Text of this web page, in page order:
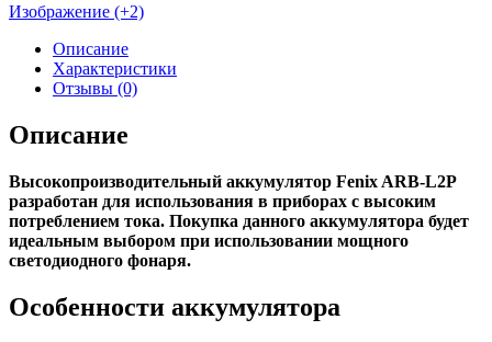
Изображение (+2)
Описание
Характеристики
Отзывы (0)
Описание
Высокопроизводительный аккумулятор Fenix ARB-L2P
разработан для использования в приборах с высоким
потреблением тока. Покупка данного аккумулятора будет
идеальным выбором при использовании мощного
светодиодного фонаря.
Особенности аккумулятора